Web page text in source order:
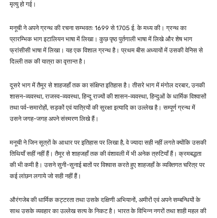
मृत्यु हो गई।
मनूची ने अपने ग्रन्थ की रचना सम्भवतः 1699 से 1705 ई. के मध्य की। ग्रन्थ का
प्रारम्भिक भाग इटालियन भाषा में लिखा। कुछ पृष्ठ पुर्तगाली भाषा में लिखे और शेष भाग
फ्रांसीसी भाषा में लिखा। यह एक विशाल ग्रन्थ है। प्रथम बीस अध्यायों में उसकी वेनिस से
दिल्ली तक की यात्रा का वृत्तान्त है।
दूसरे भाग में तैमूर से शाहजहाँ तक का संक्षिप्त इतिहास है। तीसरे भाग में मंगोल दरबार, उनकी
शासन-व्यवस्था, राजस्व-व्यवस्था, हिन्दू राज्यों की शासन-व्यवस्था, हिन्दुओं के धार्मिक विश्वासों
तथा पर्व-समारोहों, सड़कों एवं यात्रियों की सुरक्षा इत्यादि का उल्लेख है। सम्पूर्ण ग्रन्थ में
उसने जगह-जगह अपने संस्मरण लिखे हैं।
मनूची ने जिन सूत्रों के आधार पर इतिहास पर लिखा है, वे ज्यादा सही नहीं लगते क्योंकि उसकी
तिथियाँ सहीं नहीं हैं। तैमूर से शाहजहाँ तक की वंशावली में भी अनेक त्रुटियाँ हैं। क्रमबद्धता
की भी कमी है। उसने सुनी-सुनाई बातों पर विश्वास करते हुए शाहजहाँ के व्यक्तिगत चरित्र पर
कई लांछन लगाये जो सही नहीं हैं।
औरंगजेब की धार्मिक कट्टरता तथा उसके दक्षिणी अभियानों, अमीरों एवं अपने सम्बन्धियों के
साथ उसके व्यवहार का उल्लेख सत्य के निकट है। भारत के विभिन्न नगरों तथा शाही महल की